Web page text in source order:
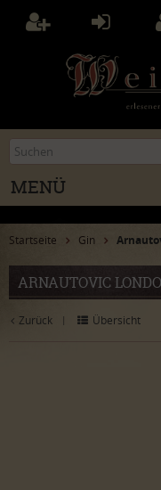
MENÜ
Startseite Gin
ARNAUTOVIC
Zurück | Übersicht